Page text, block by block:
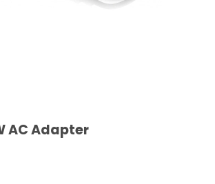
AC Adapter